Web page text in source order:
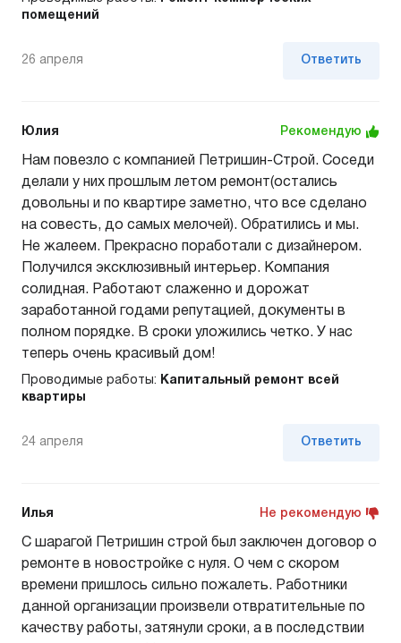
помещений
26 апреля Ответить
Юлия Рекомендую
Нам повезло с компанией Петришин-Строй. Соседи
делали у них прошлым летом ремонт(остались
довольны и по квартире заметно, что все сделано
на совесть, до самых мелочей). Обратились и мы.
Не жалеем. Прекрасно поработали с дизайнером.
Получился эксклюзивный интерьер. Компания
солидная. Работают слаженно и дорожат
заработанной годами репутацией, документы в
полном порядке. В сроки уложились четко. У нас
теперь очень красивый дом!
Проводимые работы:
Капитальный ремонт всей
квартиры
24 апреля Ответить
Илья Не рекомендую
С шарагой Петришин строй был заключен договор о
ремонте в новостройке с нуля. О чем с скором
времени пришлось сильно пожалеть. Работники
данной организации произвели отвратительные по
качеству работы, затянули сроки, а в последствии